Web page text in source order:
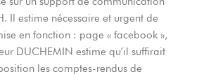
Il estime nécessaire et urgent de
en fonction : page « facebook »,
DUCHEMIN estime qu’il suffirait
les comptes-rendus de